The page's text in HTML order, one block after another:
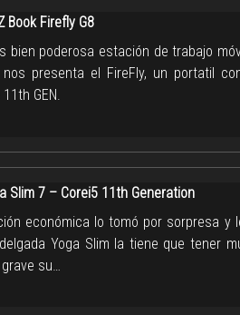
Book Firefly G8
bien poderosa estación de trabajo
presenta el FireFly, un portatil
GEN.
Slim 7 – Corei5 11th Generation
económica lo tomó por sorpresa y
Yoga Slim la tiene que tener
su…